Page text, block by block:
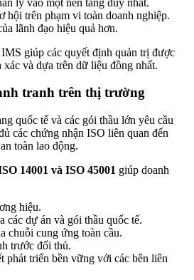
hội trên phạm vi toàn doanh nghiệp.
lãnh đạo hiệu quả hơn.
giúp các quyết định quản trị được
và dựa trên dữ liệu đồng nhất.
tranh trên thị trường
quốc tế và các gói thầu lớn yêu cầu
các chứng nhận ISO liên quan đến
toàn lao động.
14001 và ISO 45001 giúp doanh
hiệu.
các dự án và gói thầu quốc tế.
chuỗi cung ứng toàn cầu.
trước đối thủ.
phát triển bền vững với các bên liên